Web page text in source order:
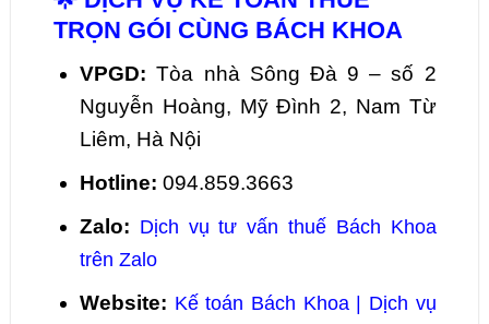
TRỌN GÓI CÙNG BÁCH KHOA
VPGD: Tòa nhà Sông Đà 9 – số 2
Nguyễn Hoàng, Mỹ Đình 2, Nam Từ
Liêm, Hà Nội
Hotline: 094.859.3663
Zalo: Dịch vụ tư vấn thuế Bách Khoa
trên Zalo
Website: Kế toán Bách Khoa | Dịch vụ